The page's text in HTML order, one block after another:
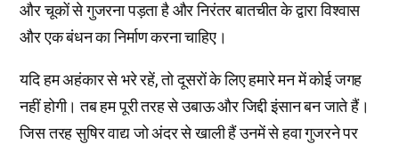
और चूकों से गुजरना पड़ता है और निरंतर बातचीत के द्वारा विश्वास
और एक बंधन का निर्माण करना चाहिए।
यदि हम अहंकार से भरे रहें, तो दूसरों के लिए हमारे मन में कोई जगह
नहीं होगी। तब हम पूरी तरह से उबाऊ और जिद्दी इंसान बन जाते हैं।
जिस तरह सुषिर वाद्य जो अंदर से खाली हैं उनमें से हवा गुजरने पर